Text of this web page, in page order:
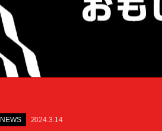
NEWS 2024.3.14